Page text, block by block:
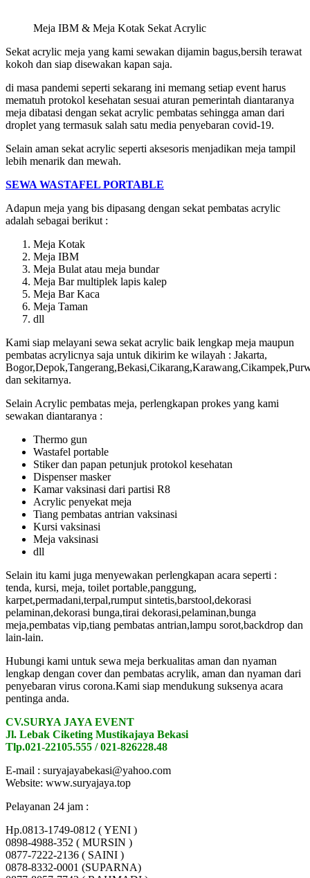
Meja IBM & Meja Kotak Sekat Acrylic
Sekat acrylic meja yang kami sewakan dijamin bagus,bersih terawat
kokoh dan siap disewakan kapan saja.
di masa pandemi seperti sekarang ini memang setiap event harus
mematuh protokol kesehatan sesuai aturan pemerintah diantaranya
meja dibatasi dengan sekat acrylic pembatas sehingga aman dari
droplet yang termasuk salah satu media penyebaran covid-19.
Selain aman sekat acrylic seperti aksesoris menjadikan meja tampil
lebih menarik dan mewah.
SEWA WASTAFEL PORTABLE
Adapun meja yang bis dipasang dengan sekat pembatas acrylic
adalah sebagai berikut :
Meja Kotak
Meja IBM
Meja Bulat atau meja bundar
Meja Bar multiplek lapis kalep
Meja Bar Kaca
Meja Taman
dll
Kami siap melayani sewa sekat acrylic baik lengkap meja maupun
pembatas acrylicnya saja untuk dikirim ke wilayah : Jakarta,
dan sekitarnya.
Selain Acrylic pembatas meja, perlengkapan prokes yang kami
sewakan diantaranya :
Thermo gun
Wastafel portable
Stiker dan papan petunjuk protokol kesehatan
Dispenser masker
Kamar vaksinasi dari partisi R8
Acrylic penyekat meja
Tiang pembatas antrian vaksinasi
Kursi vaksinasi
Meja vaksinasi
dll
Selain itu kami juga menyewakan perlengkapan acara seperti :
tenda, kursi, meja, toilet portable,panggung,
karpet,permadani,terpal,rumput sintetis,barstool,dekorasi
pelaminan,dekorasi bunga,tirai dekorasi,pelaminan,bunga
meja,pembatas vip,tiang pembatas antrian,lampu sorot,backdrop dan
lain-lain.
Hubungi kami untuk sewa meja berkualitas aman dan nyaman
lengkap dengan cover dan pembatas acrylik, aman dan nyaman dari
penyebaran virus corona.Kami siap mendukung suksenya acara
pentinga anda.
CV.SURYA JAYA EVENT
Jl. Lebak Ciketing Mustikajaya Bekasi
Tlp.021-22105.555 / 021-826228.48
E-mail : suryajayabekasi@yahoo.com
Website: www.suryajaya.top
Pelayanan 24 jam :
Hp.0813-1749-0812 ( YENI )
0898-4988-352 ( MURSIN )
0877-7222-2136 ( SAINI )
0878-8332-0001 (SUPARNA)